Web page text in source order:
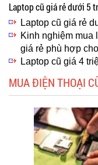
Laptop cũ giá rẻ dưới 5
Laptop cũ giá rẻ
Kinh nghiệm mua
giá rẻ phù hợp
Laptop cũ giá 4
MUA ĐIỆN THOẠI